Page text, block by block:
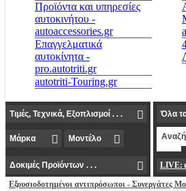
Προϊόντα και υπηρεσίες
αυτοκινήτου -
autoaccessories.gr
Επαγγελματικά
αυτοκίνητα -
pro.autotriti.gr
autotriti-Touring.gr
LIVE:
Εξουσιοδοτημένοι αντιπρόσωποι - Συνεργάτες